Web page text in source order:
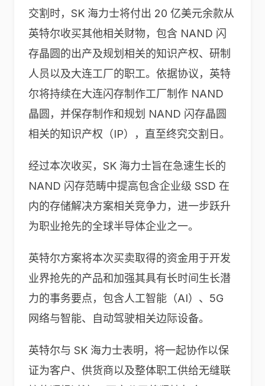
交割时，SK 海力士将付出 20 亿美元余款从
英特尔收买其他相关财物，包含 NAND 闪
存晶圆的出产及规划相关的知识产权、研制
人员以及大连工厂的职工。依据协议，英特
尔将持续在大连闪存制作工厂制作 NAND
晶圆，并保存制作和规划 NAND 闪存晶圆
相关的知识产权（IP），直至终究交割日。
经过本次收买，SK 海力士旨在急速生长的
NAND 闪存范畴中提高包含企业级 SSD 在
内的存储解决方案相关竞争力，进一步跃升
为职业抢先的全球半导体企业之一。
英特尔方案将本次买卖取得的资金用于开发
业界抢先的产品和加强其具有长时间生长潜
力的事务要点，包含人工智能（AI）、5G
网络与智能、自动驾驶相关边际设备。
英特尔与 SK 海力士表明，将一起协作以保
证为客户、供货商以及整体职工供给无缝联